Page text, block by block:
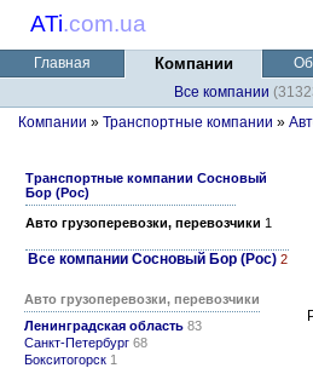
ATi.com.ua
Главная Компании
Все компании
Компании » Транспортные компании »
Транспортные компании Сосновый
Бор (Рос)
Авто грузоперевозки, перевозчики 1
Все компании Сосновый Бор (Рос) 2
Авто грузоперевозки, перевозчики
Ленинградская область 83
Санкт-Петербург 68
Бокситогорск 1